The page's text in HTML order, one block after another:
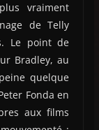
vraiment
de Telly
Le point de
Bradley, au
quelque
Fonda en
aux films